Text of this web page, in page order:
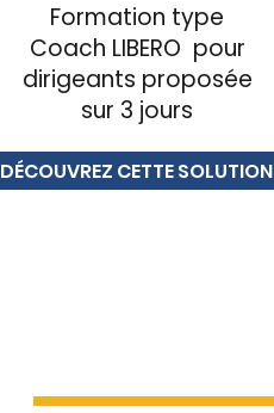
Formation type
Coach LIBERO pour
dirigeants proposée
sur 3 jours
DÉCOUVREZ CETTE SOLUTION